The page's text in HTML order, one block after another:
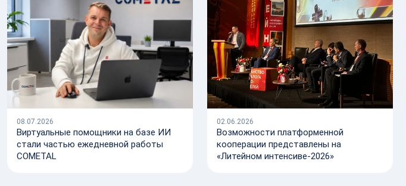
08.07.2026
Виртуальные помощники на базе ИИ
стали частью ежедневной работы
COMETAL
02.06.2026
Возможности платформенной
кооперации представлены на
«Литейном интенсиве-2026»